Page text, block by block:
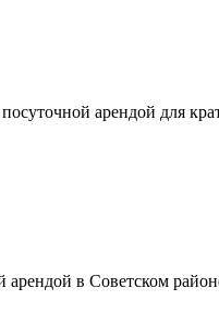
арендой для
арендой в Советском